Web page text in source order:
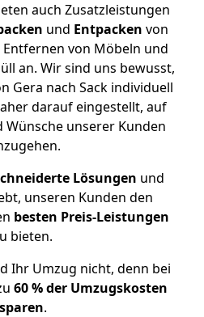
auch Zusatzleistungen
und Entpacken von
Entfernen von Möbeln und
an. Wir sind uns bewusst,
Gera nach Sack individuell
darauf eingestellt, auf
unserer Kunden
Lösungen und
unseren Kunden den
besten Preis-Leistungen
bieten.
Ihr Umzug nicht, denn bei
60 % der Umzugskosten
sparen.